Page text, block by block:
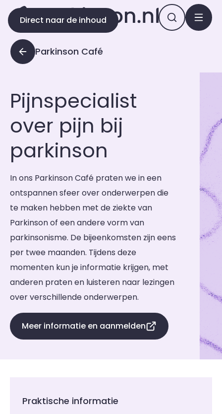
Direct naar de inhoud
Parkinson Café
Pijnspecialist
over pijn bij
parkinson
In ons Parkinson Café praten we in een
ontspannen sfeer over onderwerpen die
te maken hebben met de ziekte van
Parkinson of een andere vorm van
parkinsonisme. De bijeenkomsten zijn eens
per twee maanden. Tijdens deze
momenten kun je informatie krijgen, met
anderen praten en luisteren naar lezingen
over verschillende onderwerpen.
Meer informatie en aanmelden
Praktische informatie